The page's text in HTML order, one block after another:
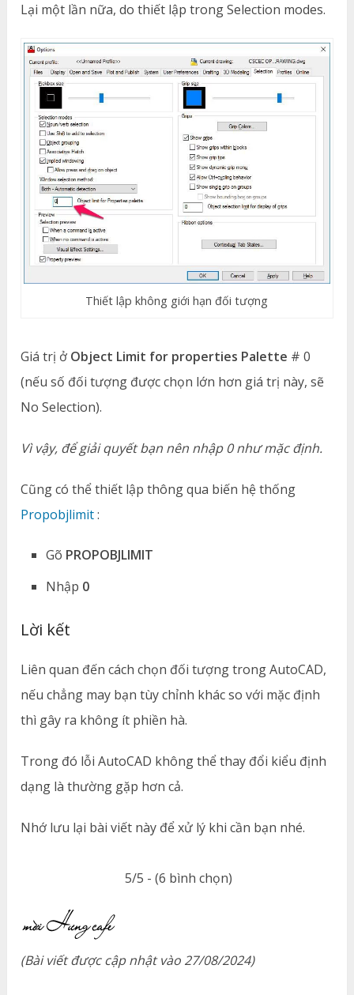
Lại một lần nữa, do thiết lập trong Selection modes.
Thiết lập không giới hạn đối tượng
Giá trị ở Object Limit for properties Palette # 0
(nếu số đối tượng được chọn lớn hơn giá trị này, sẽ
No Selection).
Vì vậy, để giải quyết bạn nên nhập 0 như mặc định.
Cũng có thể thiết lập thông qua biến hệ thống
Propobjlimit:
Gõ PROPOBJLIMIT
Nhập 0
Lời kết
Liên quan đến cách chọn đối tượng trong AutoCAD,
nếu chẳng may bạn tùy chỉnh khác so với mặc định
thì gây ra không ít phiền hà.
Trong đó lỗi AutoCAD không thể thay đổi kiểu định
dạng là thường gặp hơn cả.
Nhớ lưu lại bài viết này để xử lý khi cần bạn nhé.
5/5 - (6 bình chọn)
(Bài viết được cập nhật vào 27/08/2024)